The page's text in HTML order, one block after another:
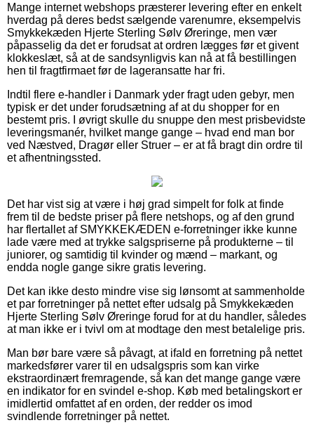
Mange internet webshops præsterer levering efter en enkelt
hverdag på deres bedst sælgende varenumre, eksempelvis
Smykkekæden Hjerte Sterling Sølv Øreringe, men vær
påpasselig da det er forudsat at ordren lægges før et givent
klokkeslæt, så at de sandsynligvis kan nå at få bestillingen
hen til fragtfirmaet før de lageransatte har fri.
Indtil flere e-handler i Danmark yder fragt uden gebyr, men
typisk er det under forudsætning af at du shopper for en
bestemt pris. I øvrigt skulle du snuppe den mest prisbevidste
leveringsmanér, hvilket mange gange – hvad end man bor
ved Næstved, Dragør eller Struer – er at få bragt din ordre til
et afhentningssted.
Det har vist sig at være i høj grad simpelt for folk at finde
frem til de bedste priser på flere netshops, og af den grund
har flertallet af SMYKKEKÆDEN e-forretninger ikke kunne
lade være med at trykke salgspriserne på produkterne – til
juniorer, og samtidig til kvinder og mænd – markant, og
endda nogle gange sikre gratis levering.
Det kan ikke desto mindre vise sig lønsomt at sammenholde
et par forretninger på nettet efter udsalg på Smykkekæden
Hjerte Sterling Sølv Øreringe forud for at du handler, således
at man ikke er i tvivl om at modtage den mest betalelige pris.
Man bør bare være så påvagt, at ifald en forretning på nettet
markedsfører varer til en udsalgspris som kan virke
ekstraordinært fremragende, så kan det mange gange være
en indikator for en svindel e-shop. Køb med betalingskort er
imidlertid omfattet af en orden, der redder os imod
svindlende forretninger på nettet.